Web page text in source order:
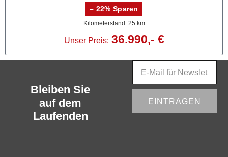
– 22% Sparen
Kilometerstand: 25 km
Unser Preis: 36.990,- €
Bleiben Sie
auf dem
Laufenden
EINTRAGEN